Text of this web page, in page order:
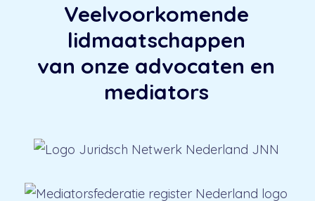
Veelvoorkomende
lidmaatschappen
van onze advocaten en
mediators